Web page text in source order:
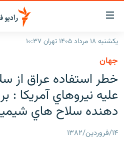
لینک‌های
قابلیت
دسترسی
بازگشت
منوی
اصلی
رفتن
صفحه
ایران
جهان
رادیو
یکشنبه ۱۸ مرداد ۱۴۰۵ تهران ۱۰:۳۷
جهان
خطر استفاده عراق از
عليه نيروهاي آمريكا
دهنده سلاح هاي
۱۴/فروردین/۱۳۸۲